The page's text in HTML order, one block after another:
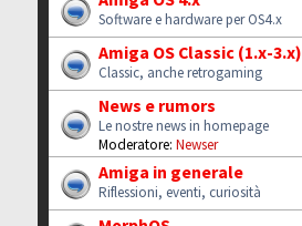
Software e hardware per OS4.x
Amiga OS Classic (1.x-3.x)
Classic, anche retrogaming
News e rumors
Le nostre news in homepage
Moderatore: Newser
Amiga in generale
Riflessioni, eventi, curiosità